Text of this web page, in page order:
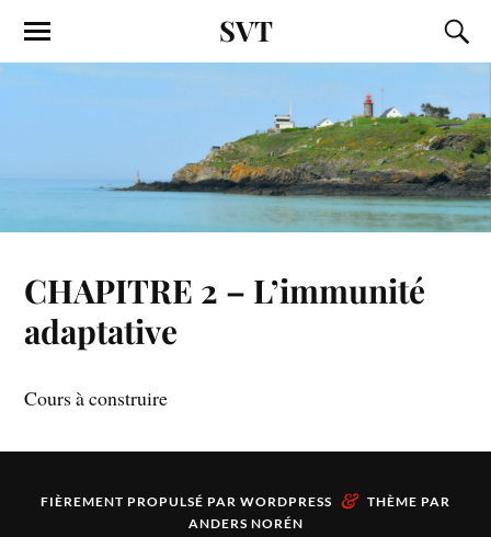
SVT
CHAPITRE 2 – L’immunité
adaptative
Cours à construire
FIÈREMENT PROPULSÉ PAR WORDPRESS & THÈME PAR
ANDERS NORÉN